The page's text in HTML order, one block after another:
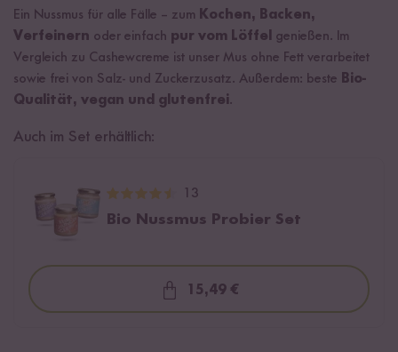
Ein Nussmus für alle Fälle – zum Kochen, Backen,
Verfeinern oder einfach pur vom Löffel genießen. Im
Vergleich zu Cashewcreme ist unser Mus ohne Fett verarbeitet
sowie frei von Salz- und Zuckerzusatz. Außerdem: beste Bio-
Qualität, vegan und glutenfrei.
Auch im Set erhältlich:
13
Bio Nussmus Probier Set
Loading...
15,49 €